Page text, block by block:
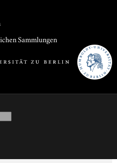
Sammlungen